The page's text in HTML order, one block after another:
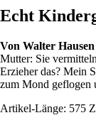
Echt
Von Walter Hausen
Mutter: Sie
Erzieher das? Mein
zum Mond geflogen
Artikel-Länge: 575